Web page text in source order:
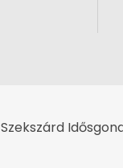
Szekszárd